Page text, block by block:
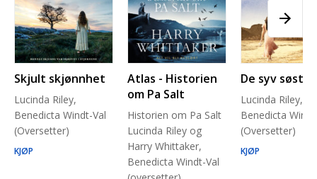
Skjult skjønnhet
Lucinda Riley,
Benedicta Windt-Val
(Oversetter)
KJØP
Atlas - Historien
om Pa Salt
Historien om Pa Salt
Lucinda Riley og
Harry Whittaker,
Benedicta Windt-Val
De syv søstre
Lucinda Riley,
Benedicta
(Oversetter)
KJØP